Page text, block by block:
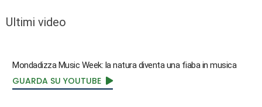
Ultimi video
Mondadizza Music Week: la natura diventa una fiaba in musica
GUARDA SU YOUTUBE